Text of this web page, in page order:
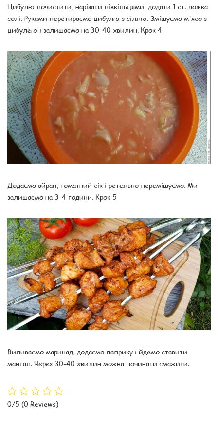
Цибулю почистити, нарізати півкільцями, додати 1 ст. ложка
солі. Руками перетираємо цибулю з сіллю. Змішуємо м'ясо з
цибулею і залишаємо на 30-40 хвилин. Крок 4
Додаємо айран, томатний сік і ретельно перемішуємо. Ми
залишаємо на 3-4 години. Крок 5
Виливаємо маринад, додаємо паприку і йдемо ставити
мангал. Через 30-40 хвилин можна починати смажити.
0/5 (0 Reviews)